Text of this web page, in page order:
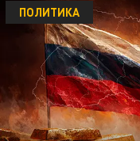
ПОЛИТИКА